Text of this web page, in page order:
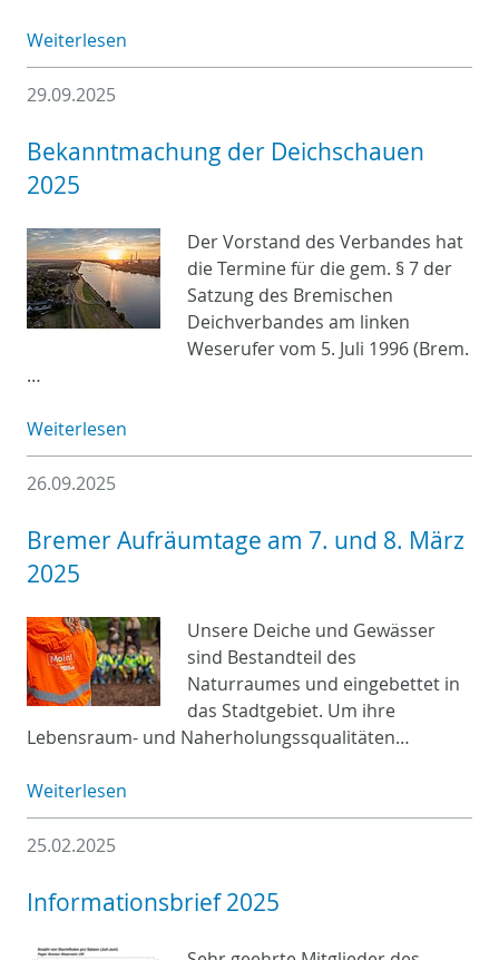
Weiterlesen
29.09.2025
Bekanntmachung der Deichschauen
2025
Der Vorstand des Verbandes hat
die Termine für die gem. § 7 der
Satzung des Bremischen
Deichverbandes am linken
Weserufer vom 5. Juli 1996 (Brem.
…
Weiterlesen
26.09.2025
Bremer Aufräumtage am 7. und 8. März
2025
Unsere Deiche und Gewässer
sind Bestandteil des
Naturraumes und eingebettet in
das Stadtgebiet. Um ihre
Lebensraum- und Naherholungssqualitäten…
Weiterlesen
25.02.2025
Informationsbrief 2025